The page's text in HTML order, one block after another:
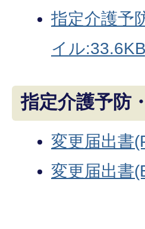
指定介護予
イル
指定介護予防
変更届出書
変更届出書